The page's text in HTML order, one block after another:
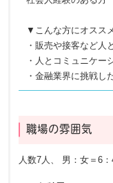
▼こんな方にオスス
・販売や接客など人
・人とコミュニケー
・金融業界に挑戦し
職場の雰囲気
人数7人、 男：女＝6：